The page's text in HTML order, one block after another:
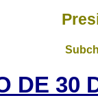
DE 30